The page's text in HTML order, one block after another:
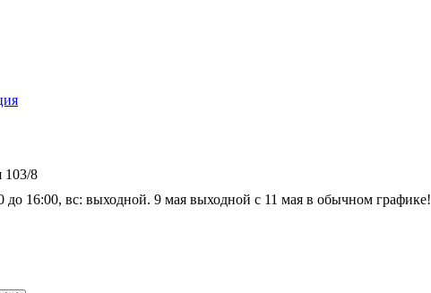
103/8
до 16:00, вс: выходной. 9 мая выходной с 11 мая в обычном графике!